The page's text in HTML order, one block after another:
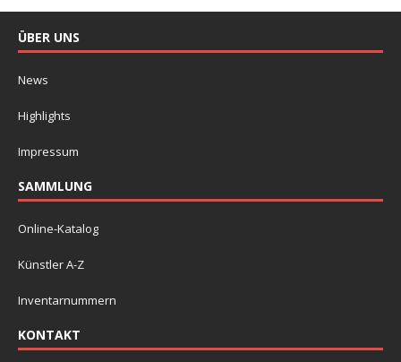
ÜBER UNS
News
Highlights
Impressum
SAMMLUNG
Online-Katalog
Künstler A-Z
Inventarnummern
KONTAKT